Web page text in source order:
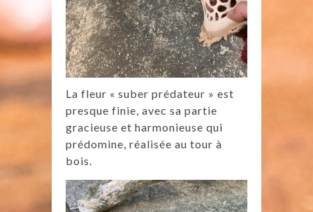
La fleur « suber prédateur » est
presque finie, avec sa partie
gracieuse et harmonieuse qui
prédomine, réalisée au tour à
bois.